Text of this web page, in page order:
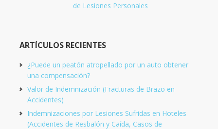
de Lesiones Personales
ARTÍCULOS RECIENTES
¿Puede un peatón atropellado por un auto obtener
una compensación?
Valor de Indemnización (Fracturas de Brazo en
Accidentes)
Indemnizaciones por Lesiones Sufridas en Hoteles
(Accidentes de Resbalón y Caída, Casos de